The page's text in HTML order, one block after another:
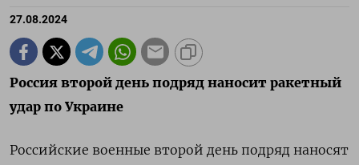
27.08.2024
Россия второй день подряд наносит ракетный
удар по Украине
Российские военные второй день подряд наносят